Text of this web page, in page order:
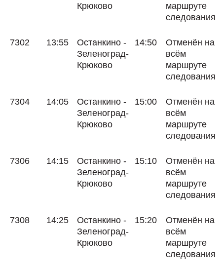
Крюково
маршруте
следования
7302 13:55
Останкино -
Зеленоград-
Крюково
14:50
Отменён на
всём
маршруте
следования
7304 14:05
Останкино -
Зеленоград-
Крюково
15:00
Отменён на
всём
маршруте
следования
7306 14:15
Останкино -
Зеленоград-
Крюково
15:10
Отменён на
всём
маршруте
следования
7308 14:25
Останкино -
Зеленоград-
Крюково
15:20
Отменён на
всём
маршруте
следования